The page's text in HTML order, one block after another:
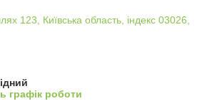
123, Київська область, індекс 03026,
графік роботи